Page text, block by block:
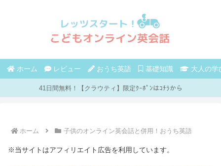
ホーム レビュー おうち英語 基礎知識 大人の学
41日間無料！【クラウティ】限定ｸｰﾎﾟﾝはｺﾁﾗから
ホーム 子供のオンライン英会話と併用！おうち英語
※当サイトはアフィリエイト広告を利用しています。